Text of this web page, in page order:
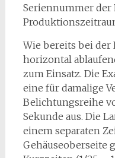
Seriennummer der
Wie bereits bei der
horizontal
zum Einsatz. Die
eine für damalige
Belichtungsreihe
Sekunde aus. Die
einem separaten
Gehäuseoberseite